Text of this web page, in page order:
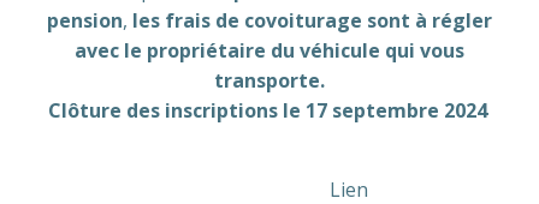
pension, les frais de covoiturage sont à régler
avec le propriétaire du véhicule qui vous
transporte.
Clôture des inscriptions le 17 septembre 2024
Lien